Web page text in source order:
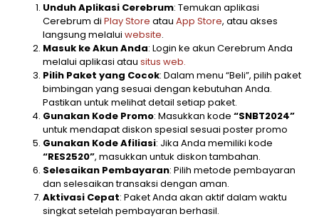
Unduh Aplikasi Cerebrum: Temukan aplikasi
Cerebrum di Play Store atau App Store, atau akses
langsung melalui website.
Masuk ke Akun Anda: Login ke akun Cerebrum Anda
melalui aplikasi atau situs web.
Pilih Paket yang Cocok: Dalam menu “Beli”, pilih paket
bimbingan yang sesuai dengan kebutuhan Anda.
Pastikan untuk melihat detail setiap paket.
Gunakan Kode Promo: Masukkan kode “SNBT2024”
untuk mendapat diskon spesial sesuai poster promo
Gunakan Kode Afiliasi: Jika Anda memiliki kode
“RES2520”, masukkan untuk diskon tambahan.
Selesaikan Pembayaran: Pilih metode pembayaran
dan selesaikan transaksi dengan aman.
Aktivasi Cepat: Paket Anda akan aktif dalam waktu
singkat setelah pembayaran berhasil.